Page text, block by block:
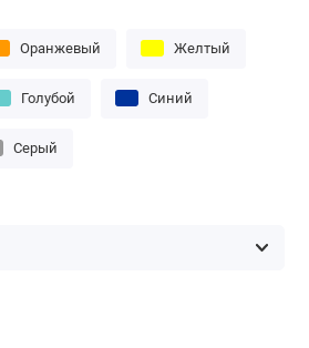
Оранжевый Желтый
Голубой Синий
Серый